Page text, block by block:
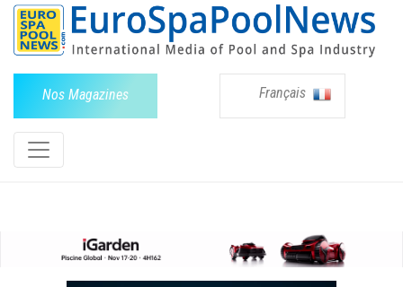
Nos Magazines Français